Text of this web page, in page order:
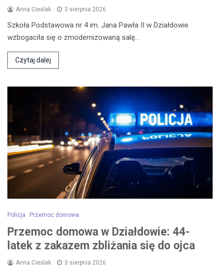
Anna Cieślak 3 sierpnia 2026
Szkoła Podstawowa nr 4 im. Jana Pawła II w Działdowie
wzbogaciła się o zmodernizowaną salę…
Czytaj dalej
Policja Przemoc domowa
Przemoc domowa w Działdowie: 44-
latek z zakazem zbliżania się do ojca
Anna Cieślak 3 sierpnia 2026